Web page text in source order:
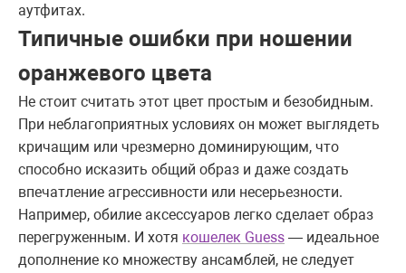
аутфитах.
Типичные ошибки при ношении
оранжевого цвета
Не стоит считать этот цвет простым и безобидным.
При неблагоприятных условиях он может выглядеть
кричащим или чрезмерно доминирующим, что
способно исказить общий образ и даже создать
впечатление агрессивности или несерьезности.
Например, обилие аксессуаров легко сделает образ
перегруженным. И хотя кошелек Guess — идеальное
дополнение ко множеству ансамблей, не следует